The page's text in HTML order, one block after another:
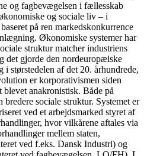
og fagbevægelsen i fællesskab
og sociale liv – i
på ren markedskonkurrence
Økonomiske systemer har
struktur matcher industriens
det gjorde den nordeuropæiske
størstedelen af det 20. århundrede,
er korporativismen siden
blevet anakronistisk. Både på
bredere sociale struktur. Systemet er
ved et arbejdsmarked styret af
hvor vilkårene aftales via
mellem staten,
ved f.eks. Dansk Industri) og